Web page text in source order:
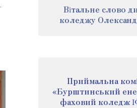
Вітальне слово
коледжу
Приймальна
«Бурштинський
фаховий коледж